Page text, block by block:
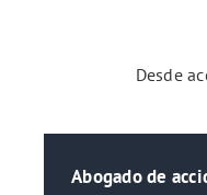
Desde
Abogado de